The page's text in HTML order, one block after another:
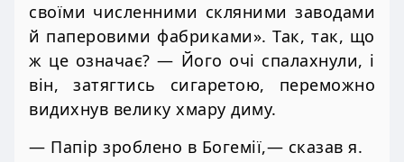
своїми численними скляними заводами
й паперовими фабриками». Так, так, що
ж це означає? — Його очі спалахнули, і
він, затягтись сигаретою, переможно
видихнув велику хмару диму.
— Папір зроблено в Богемії,— сказав я.